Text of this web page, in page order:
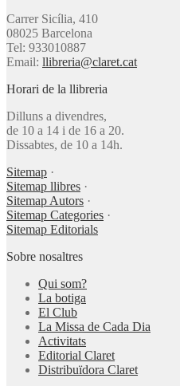
Carrer Sicília, 410
08025 Barcelona
Tel: 933010887
Email: llibreria@claret.cat
Horari de la llibreria
Dilluns a divendres,
de 10 a 14 i de 16 a 20.
Dissabtes, de 10 a 14h.
Sitemap ·
Sitemap llibres ·
Sitemap Autors ·
Sitemap Categories ·
Sitemap Editorials
Sobre nosaltres
Qui som?
La botiga
El Club
La Missa de Cada Dia
Activitats
Editorial Claret
Distribuïdora Claret